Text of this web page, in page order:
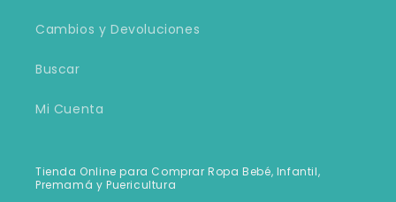
Cambios y Devoluciones
Buscar
Mi Cuenta
Tienda Online para Comprar Ropa Bebé, Infantil,
Premamá y Puericultura